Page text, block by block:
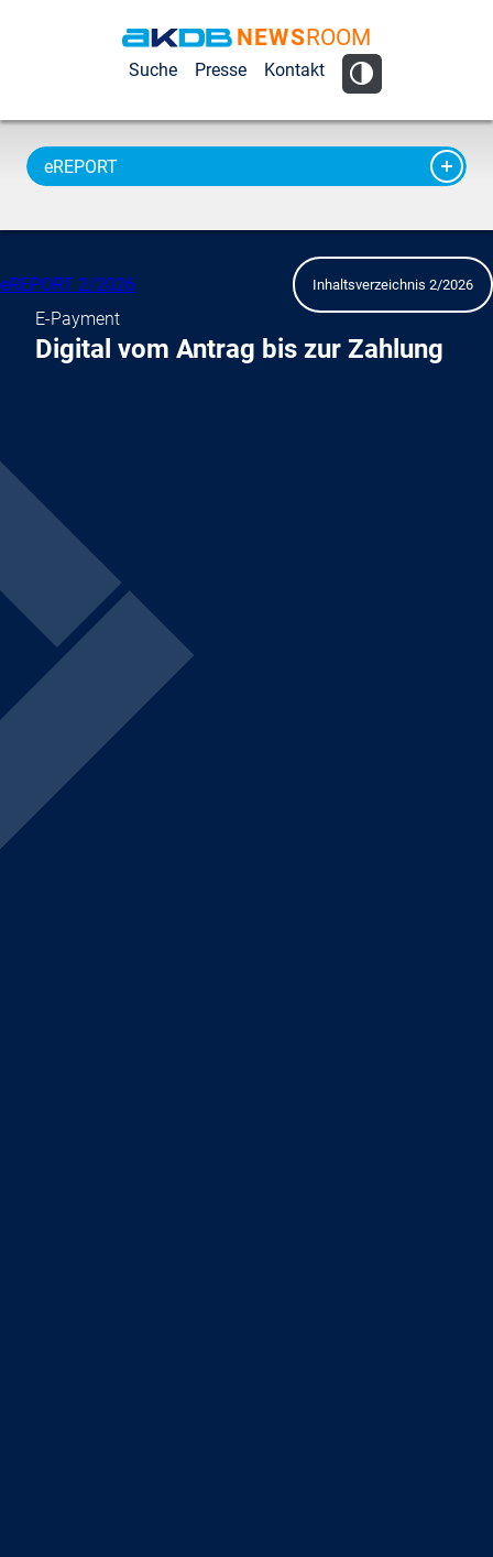
AKDB Anstalt
Kommunale
Datenverarbeitung
NEWSROOM
Suche Presse Kontakt
eREPORT
eREPORT 2/2026 Inhaltsverzeichnis 2/2026
E-Payment
Digital vom Antrag bis zur Zahlung